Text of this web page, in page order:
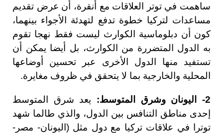
ساهمت في توتر العلاقات مع أنقرة، أن عرض تقديم
مساعدات لتركيا خطوة تدفع لتهدئة الأجواء بينهما،
كون أن دبلوماسية الكوارث ليست فقط نهجا تقوم
به الدول المتضررة من الكوارث، بل أيضا يمكن أن
تستفيد منها الدول الأخرى عبر تحسين أوضاعها
المحلية والخارجية بما لا يتحقق في ظروف مغايرة.
2- اليونان وشرق المتوسط:
يعد شرق المتوسط
إحدى مناطق التنافس بين الدول، والذي طالما شهد
توترا في علاقات تركيا مع دول مثل (اليونان- مصر-